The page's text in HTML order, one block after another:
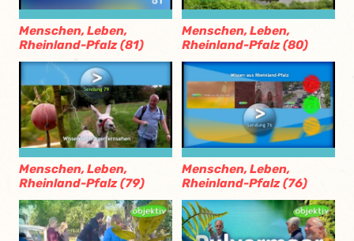
Menschen, Leben,
Rheinland-Pfalz (81)
Menschen, Leben,
Rheinland-Pfalz (80)
Menschen, Leben,
Rheinland-Pfalz (79)
Menschen, Leben,
Rheinland-Pfalz (76)